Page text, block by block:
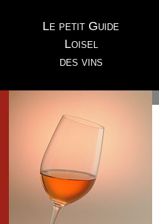
Le petit Guide
Loisel
des vins